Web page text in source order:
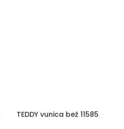
TEDDY vunica bež 11585